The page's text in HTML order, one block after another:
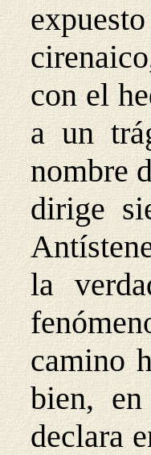
con el
a un
nombre
dirige
la
camino
bien,
declara